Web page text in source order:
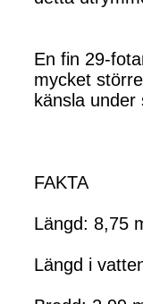
En fin 29-
mycket
känsla under
FAKTA
Längd: 8,75
Längd i